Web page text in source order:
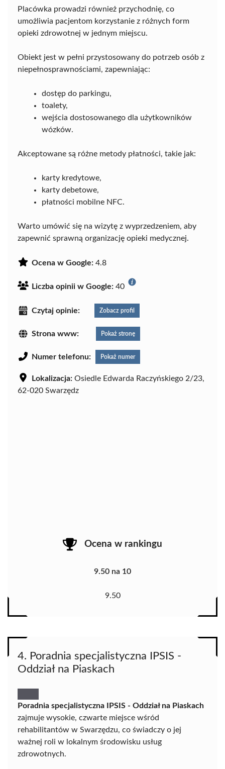
Placówka prowadzi również przychodnię, co
umożliwia pacjentom korzystanie z różnych form
opieki zdrowotnej w jednym miejscu.
Obiekt jest w pełni przystosowany do potrzeb osób z
niepełnosprawnościami, zapewniając:
dostęp do parkingu,
toalety,
wejścia dostosowanego dla użytkowników
wózków.
Akceptowane są różne metody płatności, takie jak:
karty kredytowe,
karty debetowe,
płatności mobilne NFC.
Warto umówić się na wizytę z wyprzedzeniem, aby
zapewnić sprawną organizację opieki medycznej.
Ocena w Google: 4.8
Liczba opinii w Google: 40
Czytaj opinie: Zobacz profil
Strona www: Pokaż stronę
Numer telefonu: Pokaż numer
Lokalizacja: Osiedle Edwarda Raczyńskiego 2/23,
62-020 Swarzędz
Ocena w rankingu
9.50 na 10
9.50
4. Poradnia specjalistyczna IPSIS -
Oddział na Piaskach
Poradnia specjalistyczna IPSIS - Oddział na Piaskach
zajmuje wysokie, czwarte miejsce wśród
rehabilitantów w Swarzędzu, co świadczy o jej
ważnej roli w lokalnym środowisku usług
zdrowotnych.